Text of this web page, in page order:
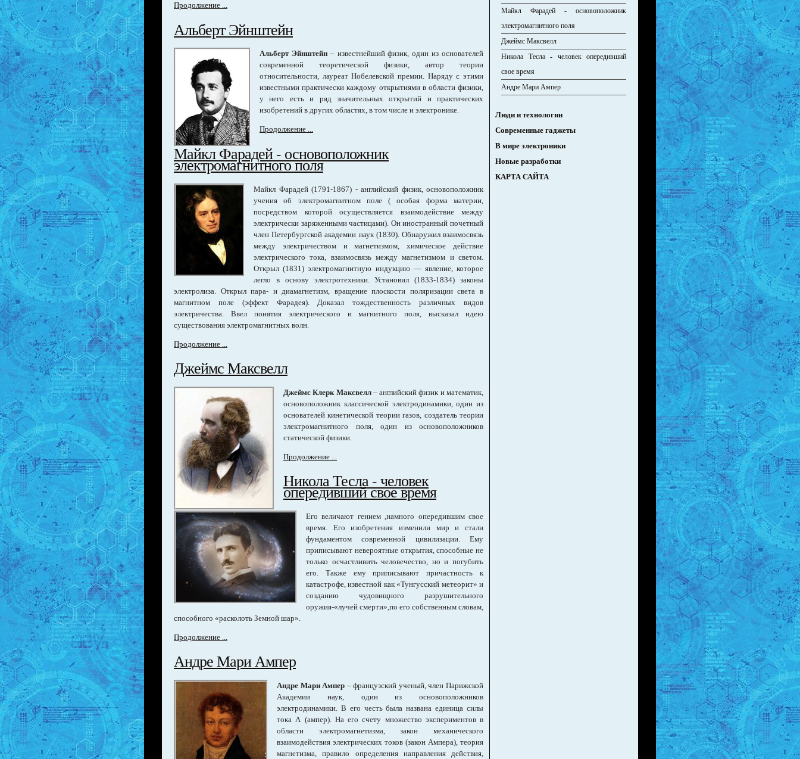
Продолжение ...
Альберт Эйнштейн
Альберт Эйнштейн– известнейший физик, один из основателей
современной теоретической физики, автор теории
относительности, лауреат Нобелевской премии. Наряду с этими
известными практически каждому открытиями в области физики,
у него есть и ряд значительных открытий и практических
изобретений в других областях, в том числе и электронике.
Продолжение ...
Майкл Фарадей - основоположник
электромагнитного поля
Майкл Фарадей (1791-1867) - английский физик, основоположник
учения об электромагнитном поле ( особая форма материи,
посредством которой осуществляется взаимодействие между
электрически заряженными частицами). Он иностранный почетный
член Петербургской академии наук (1830). Обнаружил взаимосвязь
между электричеством и магнетизмом, химическое действие
электрического тока, взаимосвязь между магнетизмом и светом.
Открыл (1831) электромагнитную индукцию — явление, которое
легло в основу электротехники. Установил (1833-1834) законы
электролиза. Открыл пара- и диамагнетизм, вращение плоскости поляризации света в
магнитном поле (эффект Фарадея). Доказал тождественность различных видов
электричества. Ввел понятия электрического и магнитного поля, высказал идею
существования электромагнитных волн.
Продолжение ...
Джеймс Максвелл
Джеймс Клерк Максвелл– английский физик и математик,
основоположник классической электродинамики, один из
основателей кинетической теории газов, создатель теории
электромагнитного поля, один из основоположников
статической физики.
Продолжение ...
Никола Тесла - человек
опередивший свое время
Его величают гением ,намного опередившим свое
время. Его изобретения изменили мир и стали
фундаментом современной цивилизации. Ему
приписывают невероятные открытия, способные не
только осчастливить человечество, но и погубить
его. Также ему приписывают причастность к
катастрофе, известной как «Тунгусский метеорит» и
созданию чудовищного разрушительного
оружия-«лучей смерти»,по его собственным словам,
способного «расколоть Земной шар».
Продолжение ...
Андре Мари Ампер
Андре Мари Ампер – французский ученый, член Парижской
Академии наук, один из основоположников
электродинамики. В его честь была названа единица силы
тока А (ампер). На его счету множество экспериментов в
области электромагнетизма, закон механического
взаимодействия электрических токов (закон Ампера), теория
магнетизма, правило определения направления действия,
Майкл Фарадей - основоположник
электромагнитного поля
Джеймс Максвелл
Никола Тесла - человек опередивший
свое время
Андре Мари Ампер
Люди и технологии
Современные гаджеты
В мире электроники
Новые разработки
КАРТА САЙТА